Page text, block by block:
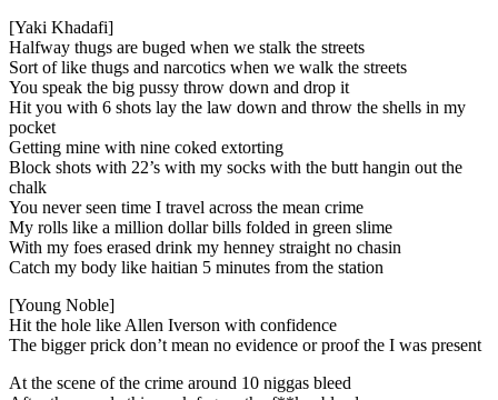
[Yaki Khadafi]
Halfway thugs are buged when we stalk the streets
Sort of like thugs and narcotics when we walk the streets
You speak the big pussy throw down and drop it
Hit you with 6 shots lay the law down and throw the shells in my
pocket
Getting mine with nine coked extorting
Block shots with 22’s with my socks with the butt hangin out the
chalk
You never seen time I travel across the mean crime
My rolls like a million dollar bills folded in green slime
With my foes erased drink my henney straight no chasin
Catch my body like haitian 5 minutes from the station
[Young Noble]
Hit the hole like Allen Iverson with confidence
The bigger prick don’t mean no evidence or proof the I was present
At the scene of the crime around 10 niggas bleed